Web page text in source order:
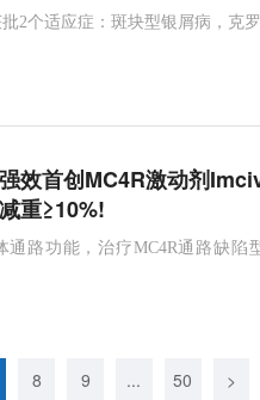
2个适应症：斑块型银屑病，克罗
效首创MC4R激动剂
重≥10%!
通路功能，治疗MC4R通路缺
8 9 ... 50 >